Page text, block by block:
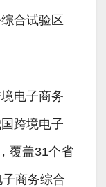
合试验区
电子商务
跨境电子
覆盖31个省
商务综合